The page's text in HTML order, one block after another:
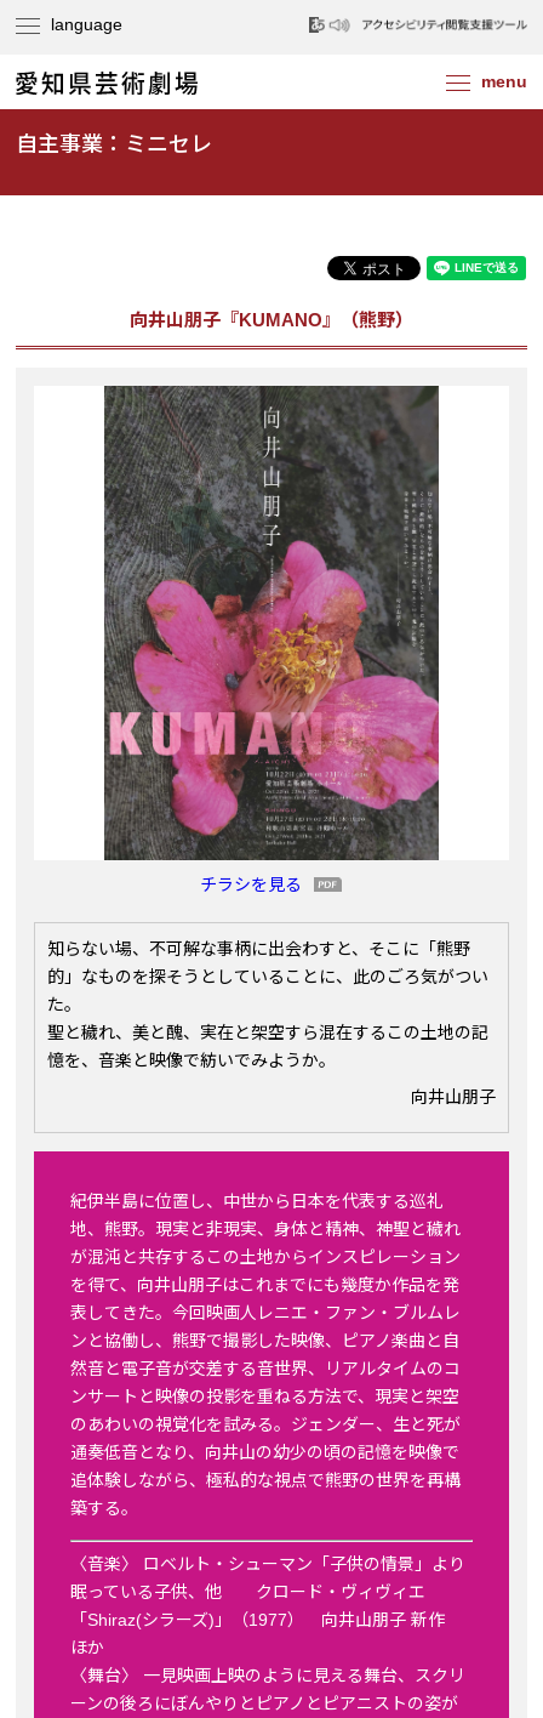
自主事業：ミニセレ
向井山朋子『KUMANO』（熊野）
チラシを見る
知らない場、不可解な事柄に出会わすと、そこに「熊野
的」なものを探そうとしていることに、此のごろ気がつい
た。
聖と穢れ、美と醜、実在と架空すら混在するこの土地の記
憶を、音楽と映像で紡いでみようか。
向井山朋子
紀伊半島に位置し、中世から日本を代表する巡礼
地、熊野。現実と非現実、身体と精神、神聖と穢れ
が混沌と共存するこの土地からインスピレーション
を得て、向井山朋子はこれまでにも幾度か作品を発
表してきた。今回映画人レニエ・ファン・ブルムレ
ンと協働し、熊野で撮影した映像、ピアノ楽曲と自
然音と電子音が交差する音世界、リアルタイムのコ
ンサートと映像の投影を重ねる方法で、現実と架空
のあわいの視覚化を試みる。ジェンダー、生と死が
通奏低音となり、向井山の幼少の頃の記憶を映像で
追体験しながら、極私的な視点で熊野の世界を再構
築する。
〈音楽〉 ロベルト・シューマン「子供の情景」より
眠っている子供、他 クロード・ヴィヴィエ
「Shiraz(シラーズ)」（1977） 向井山朋子 新作
ほか
〈舞台〉 一見映画上映のように見える舞台、スクリ
ーンの後ろにぼんやりとピアノとピアニストの姿が